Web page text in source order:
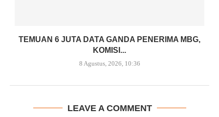
TEMUAN 6 JUTA DATA GANDA PENERIMA MBG,
KOMISI...
8 Agustus, 2026, 10:36
LEAVE A COMMENT